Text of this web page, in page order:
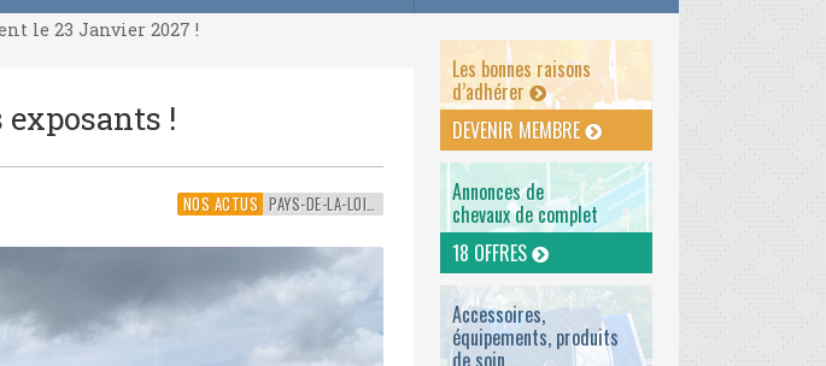
le 23 Janvier 2027 !
exposants !
NOS ACTUS PAYS-DE-LA-LOIRE
Les bonnes raisons
d’adhérer
DEVENIR MEMBRE
Annonces de
chevaux de complet
18 OFFRES
Accessoires,
équipements, produits
de soin ...